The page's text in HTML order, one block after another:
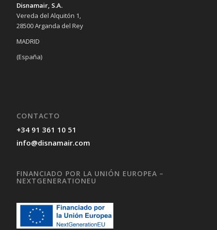
Disnamair, S.A.
Vereda del Alquitón 1,
28500 Arganda del Rey
MADRID
(España)
CONTACTO
+34 91 361 10 51
info@disnamair.com
FINANCIADO POR LA UNIÓN EUROPEA –
NEXTGENERATIONEU